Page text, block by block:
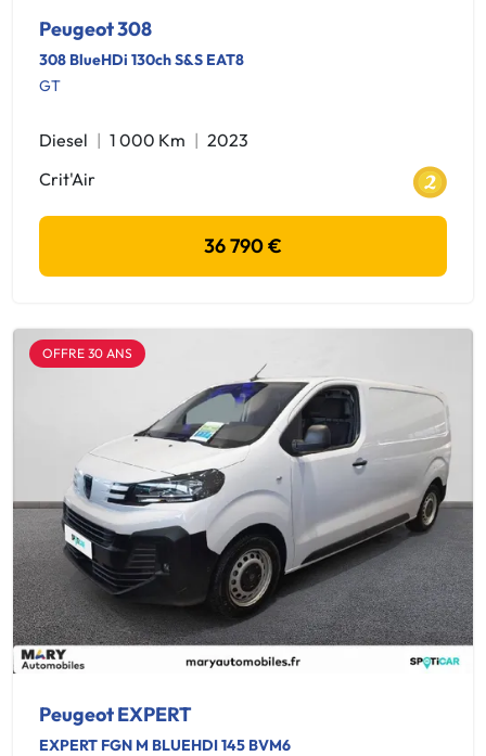
Peugeot 308
308 BlueHDi 130ch S&S EAT8
GT
Diesel 1 000 Km
2023
Crit'Air
36 790 €
OFFRE 30 ANS
Peugeot EXPERT
EXPERT FGN M BLUEHDI 145 BVM6